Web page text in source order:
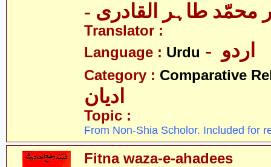
محمّد طاہر القادری
Translator :
Language : Urdu
Category : Comparative
ادیان
Topic :
From Non-Shia Scholor. Included for
Fitna waza-e-ahadees